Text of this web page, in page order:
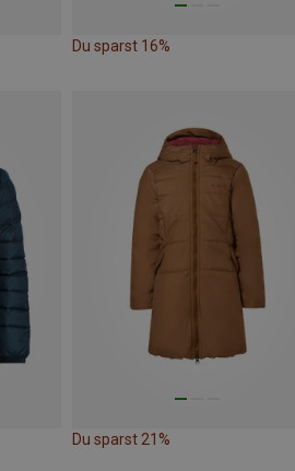
Du sparst 16%
Du sparst 21%